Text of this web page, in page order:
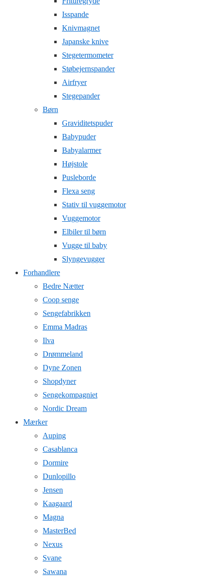
Isspande
Knivmagnet
Japanske knive
Stegetermometer
Støbejernspander
Airfryer
Stegepander
Børn
Graviditetspuder
Babypuder
Babyalarmer
Højstole
Pusleborde
Flexa seng
Stativ til vuggemotor
Vuggemotor
Elbiler til børn
Vugge til baby
Slyngevugger
Forhandlere
Bedre Nætter
Coop senge
Sengefabrikken
Emma Madras
Ilva
Drømmeland
Dyne Zonen
Shopdyner
Sengekompagniet
Nordic Dream
Mærker
Auping
Casablanca
Dormire
Dunlopillo
Jensen
Kaagaard
Magna
MasterBed
Nexus
Svane
Sawana